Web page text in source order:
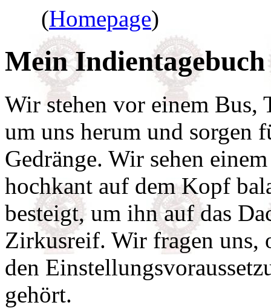
(Homepage)
Mein Indientagebuch
Wir stehen vor einem Bus,
um uns herum und sorgen
Gedränge. Wir sehen
hochkant auf dem Kopf
besteigt, um ihn auf das
Zirkusreif. Wir fragen uns,
den
gehört.